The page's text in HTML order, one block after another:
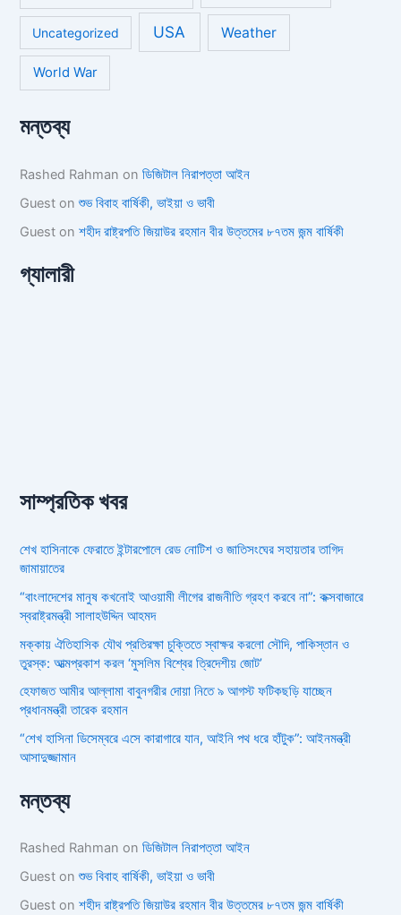
Uncategorized USA Weather
World War
মন্তব্য
Rashed Rahman onডিজিটাল নিরাপত্তা আইন
Guest onশুভ বিবাহ বার্ষিকী, ভাইয়া ও ভাবী
Guest onশহীদ রাষ্ট্রপতি জিয়াউর রহমান বীর উত্তমের ৮৭তম জন্ম বার্ষিকী
গ্যালারী
সাম্প্রতিক খবর
শেখ হাসিনাকে ফেরাতে ইন্টারপোলে রেড নোটিশ ও জাতিসংঘের সহায়তার তাগিদ
জামায়াতের
“বাংলাদেশের মানুষ কখনোই আওয়ামী লীগের রাজনীতি গ্রহণ করবে না”: কক্সবাজারে
স্বরাষ্ট্রমন্ত্রী সালাহউদ্দিন আহমদ
মক্কায় ঐতিহাসিক যৌথ প্রতিরক্ষা চুক্তিতে স্বাক্ষর করলো সৌদি, পাকিস্তান ও
তুরস্ক: আত্মপ্রকাশ করল ‘মুসলিম বিশ্বের ত্রিদেশীয় জোট’
হেফাজত আমীর আল্লামা বাবুনগরীর দোয়া নিতে ৯ আগস্ট ফটিকছড়ি যাচ্ছেন
প্রধানমন্ত্রী তারেক রহমান
“শেখ হাসিনা ডিসেম্বরে এসে কারাগারে যান, আইনি পথ ধরে হাঁটুক”: আইনমন্ত্রী
আসাদুজ্জামান
মন্তব্য
Rashed Rahman onডিজিটাল নিরাপত্তা আইন
Guest onশুভ বিবাহ বার্ষিকী, ভাইয়া ও ভাবী
Guest onশহীদ রাষ্ট্রপতি জিয়াউর রহমান বীর উত্তমের ৮৭তম জন্ম বার্ষিকী